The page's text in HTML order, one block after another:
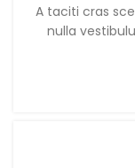
A taciti cras
nulla